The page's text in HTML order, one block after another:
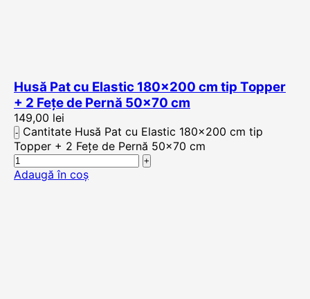
Husă Pat cu Elastic 180×200 cm tip Topper
+ 2 Fețe de Pernă 50×70 cm
149,00 lei
Cantitate Husă Pat cu Elastic 180x200 cm tip
Topper + 2 Fețe de Pernă 50x70 cm
Adaugă în coș